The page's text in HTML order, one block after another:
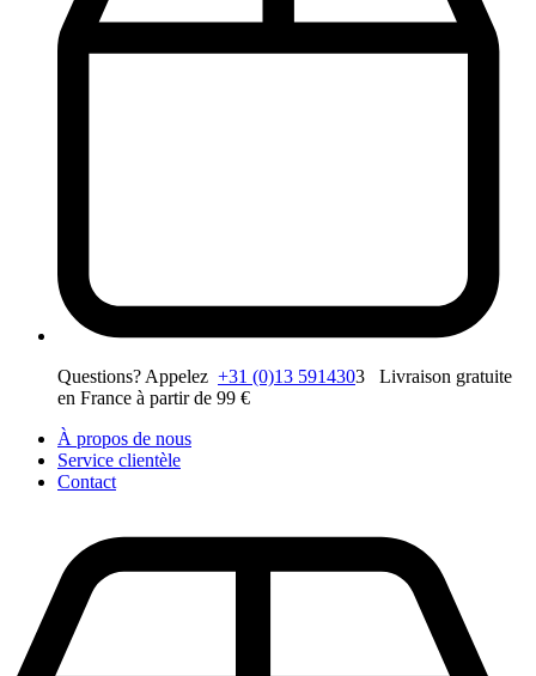
Questions? Appelez +31 (0)13 5914303 Livraison gratuite
en France à partir de 99 €
À propos de nous
Service clientèle
Contact